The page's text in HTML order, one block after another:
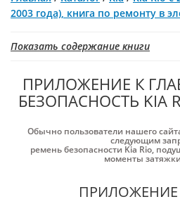
2003 года), книга по ремонту в
Показать содержание книги
ПРИЛОЖЕНИЕ К
БЕЗОПАСНОСТЬ KIA
Обычно пользователи нашего
следующим
ремень безопасности Kia Rio,
моменты
ПРИЛОЖЕНИЕ